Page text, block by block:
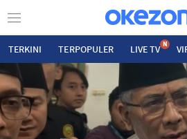
TERKINI TERPOPULER LIVE TV N